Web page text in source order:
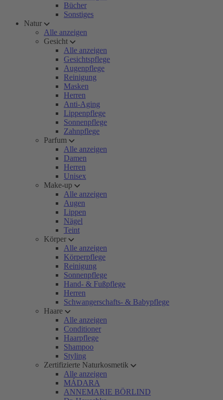
Bücher
Sonstiges
Natur
Alle anzeigen
Gesicht
Alle anzeigen
Gesichtspflege
Augenpflege
Reinigung
Masken
Herren
Anti-Aging
Lippenpflege
Sonnenpflege
Zahnpflege
Parfum
Alle anzeigen
Damen
Herren
Unisex
Make-up
Alle anzeigen
Augen
Lippen
Nägel
Teint
Körper
Alle anzeigen
Körperpflege
Reinigung
Sonnenpflege
Hand- & Fußpflege
Herren
Schwangerschafts- & Babypflege
Haare
Alle anzeigen
Conditioner
Haarpflege
Shampoo
Styling
Zertifizierte Naturkosmetik
Alle anzeigen
MÁDARA
ANNEMARIE BÖRLIND